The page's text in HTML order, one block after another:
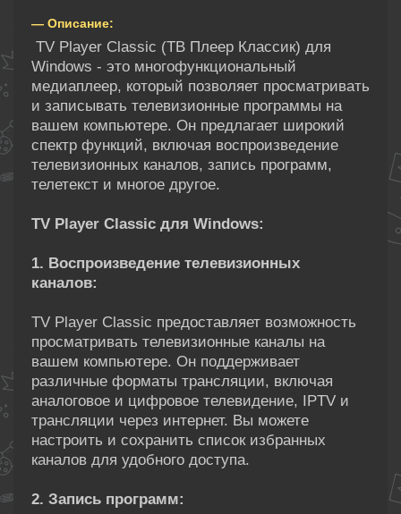
— Описание:
TV Player Classic (ТВ Плеер Классик) для
Windows - это многофункциональный
медиаплеер, который позволяет просматривать
и записывать телевизионные программы на
вашем компьютере. Он предлагает широкий
спектр функций, включая воспроизведение
телевизионных каналов, запись программ,
телетекст и многое другое.
TV Player Classic для Windows:
1. Воспроизведение телевизионных
каналов:
TV Player Classic предоставляет возможность
просматривать телевизионные каналы на
вашем компьютере. Он поддерживает
различные форматы трансляции, включая
аналоговое и цифровое телевидение, IPTV и
трансляции через интернет. Вы можете
настроить и сохранить список избранных
каналов для удобного доступа.
2. Запись программ: